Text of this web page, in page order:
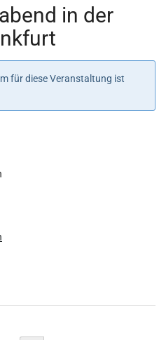
in der
für diese Veranstaltung ist